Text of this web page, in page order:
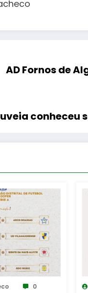
AD Fornos de
Antonio Pacheco 0